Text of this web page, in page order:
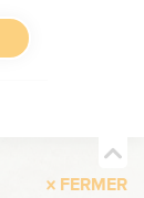
FERMER